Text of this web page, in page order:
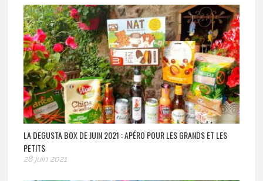
LA DEGUSTA BOX DE JUIN 2021 : APÉRO POUR LES GRANDS ET LES
PETITS
28 juin 2021